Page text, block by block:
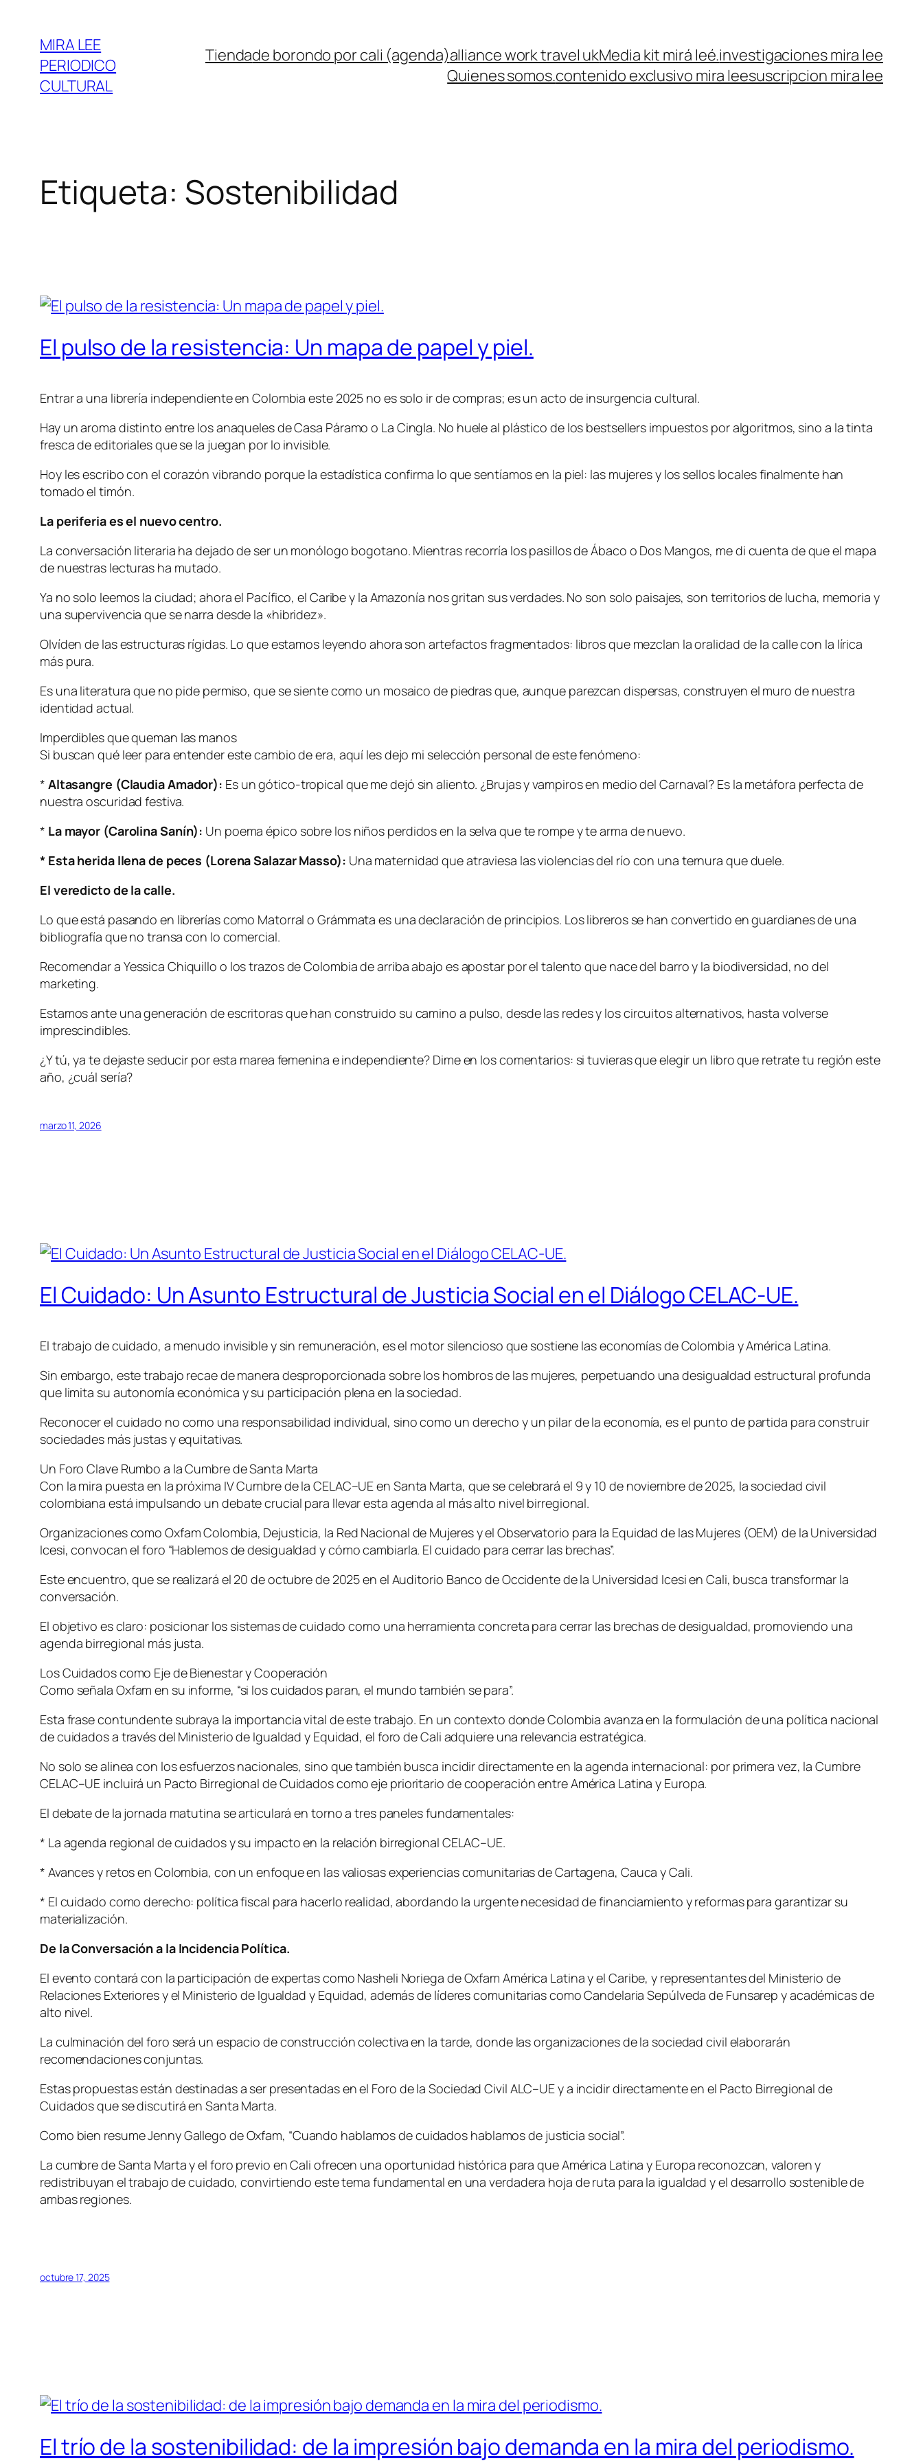
contenido
MIRA LEE
PERIODICO
CULTURAL
Tiendade borondo por cali (agenda)alliance work travel ukMedia kit mirá leé.investigaciones mira lee
Quienes somos.contenido exclusivo mira leesuscripcion mira lee
Etiqueta: Sostenibilidad
El pulso de la resistencia: Un mapa de papel y piel.
Entrar a una librería independiente en Colombia este 2025 no es solo ir de compras; es un acto de insurgencia cultural.
Hay un aroma distinto entre los anaqueles de Casa Páramo o La Cingla. No huele al plástico de los bestsellers impuestos por algoritmos, sino a la tinta
fresca de editoriales que se la juegan por lo invisible.
Hoy les escribo con el corazón vibrando porque la estadística confirma lo que sentíamos en la piel: las mujeres y los sellos locales finalmente han
tomado el timón.
La periferia es el nuevo centro.
La conversación literaria ha dejado de ser un monólogo bogotano. Mientras recorría los pasillos de Ábaco o Dos Mangos, me di cuenta de que el mapa
de nuestras lecturas ha mutado.
Ya no solo leemos la ciudad; ahora el Pacífico, el Caribe y la Amazonía nos gritan sus verdades. No son solo paisajes, son territorios de lucha, memoria y
una supervivencia que se narra desde la «hibridez».
Olvíden de las estructuras rígidas. Lo que estamos leyendo ahora son artefactos fragmentados: libros que mezclan la oralidad de la calle con la lírica
más pura.
Es una literatura que no pide permiso, que se siente como un mosaico de piedras que, aunque parezcan dispersas, construyen el muro de nuestra
identidad actual.
Imperdibles que queman las manos
Si buscan qué leer para entender este cambio de era, aquí les dejo mi selección personal de este fenómeno:
* Altasangre (Claudia Amador): Es un gótico-tropical que me dejó sin aliento. ¿Brujas y vampiros en medio del Carnaval? Es la metáfora perfecta de
nuestra oscuridad festiva.
* La mayor (Carolina Sanín): Un poema épico sobre los niños perdidos en la selva que te rompe y te arma de nuevo.
* Esta herida llena de peces (Lorena Salazar Masso): Una maternidad que atraviesa las violencias del río con una ternura que duele.
El veredicto de la calle.
Lo que está pasando en librerías como Matorral o Grámmata es una declaración de principios. Los libreros se han convertido en guardianes de una
bibliografía que no transa con lo comercial.
Recomendar a Yessica Chiquillo o los trazos de Colombia de arriba abajo es apostar por el talento que nace del barro y la biodiversidad, no del
marketing.
Estamos ante una generación de escritoras que han construido su camino a pulso, desde las redes y los circuitos alternativos, hasta volverse
imprescindibles.
¿Y tú, ya te dejaste seducir por esta marea femenina e independiente? Dime en los comentarios: si tuvieras que elegir un libro que retrate tu región este
año, ¿cuál sería?
marzo 11, 2026
El Cuidado: Un Asunto Estructural de Justicia Social en el Diálogo CELAC-UE.
El trabajo de cuidado, a menudo invisible y sin remuneración, es el motor silencioso que sostiene las economías de Colombia y América Latina.
Sin embargo, este trabajo recae de manera desproporcionada sobre los hombros de las mujeres, perpetuando una desigualdad estructural profunda
que limita su autonomía económica y su participación plena en la sociedad.
Reconocer el cuidado no como una responsabilidad individual, sino como un derecho y un pilar de la economía, es el punto de partida para construir
sociedades más justas y equitativas.
Un Foro Clave Rumbo a la Cumbre de Santa Marta
Con la mira puesta en la próxima IV Cumbre de la CELAC–UE en Santa Marta, que se celebrará el 9 y 10 de noviembre de 2025, la sociedad civil
colombiana está impulsando un debate crucial para llevar esta agenda al más alto nivel birregional.
Organizaciones como Oxfam Colombia, Dejusticia, la Red Nacional de Mujeres y el Observatorio para la Equidad de las Mujeres (OEM) de la Universidad
Icesi, convocan el foro “Hablemos de desigualdad y cómo cambiarla. El cuidado para cerrar las brechas”.
Este encuentro, que se realizará el 20 de octubre de 2025 en el Auditorio Banco de Occidente de la Universidad Icesi en Cali, busca transformar la
conversación.
El objetivo es claro: posicionar los sistemas de cuidado como una herramienta concreta para cerrar las brechas de desigualdad, promoviendo una
agenda birregional más justa.
Los Cuidados como Eje de Bienestar y Cooperación
Como señala Oxfam en su informe, “si los cuidados paran, el mundo también se para”.
Esta frase contundente subraya la importancia vital de este trabajo. En un contexto donde Colombia avanza en la formulación de una política nacional
de cuidados a través del Ministerio de Igualdad y Equidad, el foro de Cali adquiere una relevancia estratégica.
No solo se alinea con los esfuerzos nacionales, sino que también busca incidir directamente en la agenda internacional: por primera vez, la Cumbre
CELAC–UE incluirá un Pacto Birregional de Cuidados como eje prioritario de cooperación entre América Latina y Europa.
El debate de la jornada matutina se articulará en torno a tres paneles fundamentales:
* La agenda regional de cuidados y su impacto en la relación birregional CELAC–UE.
* Avances y retos en Colombia, con un enfoque en las valiosas experiencias comunitarias de Cartagena, Cauca y Cali.
* El cuidado como derecho: política fiscal para hacerlo realidad, abordando la urgente necesidad de financiamiento y reformas para garantizar su
materialización.
De la Conversación a la Incidencia Política.
El evento contará con la participación de expertas como Nasheli Noriega de Oxfam América Latina y el Caribe, y representantes del Ministerio de
Relaciones Exteriores y el Ministerio de Igualdad y Equidad, además de líderes comunitarias como Candelaria Sepúlveda de Funsarep y académicas de
alto nivel.
La culminación del foro será un espacio de construcción colectiva en la tarde, donde las organizaciones de la sociedad civil elaborarán
recomendaciones conjuntas.
Estas propuestas están destinadas a ser presentadas en el Foro de la Sociedad Civil ALC–UE y a incidir directamente en el Pacto Birregional de
Cuidados que se discutirá en Santa Marta.
Como bien resume Jenny Gallego de Oxfam, “Cuando hablamos de cuidados hablamos de justicia social”.
La cumbre de Santa Marta y el foro previo en Cali ofrecen una oportunidad histórica para que América Latina y Europa reconozcan, valoren y
redistribuyan el trabajo de cuidado, convirtiendo este tema fundamental en una verdadera hoja de ruta para la igualdad y el desarrollo sostenible de
ambas regiones.
octubre 17, 2025
El trío de la sostenibilidad: de la impresión bajo demanda en la mira del periodismo.